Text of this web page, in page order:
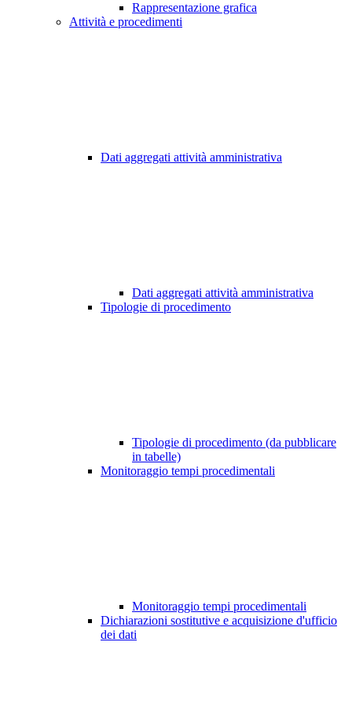
Rappresentazione grafica
Attività e procedimenti
Dati aggregati attività amministrativa
Dati aggregati attività amministrativa
Tipologie di procedimento
Tipologie di procedimento (da pubblicare
in tabelle)
Monitoraggio tempi procedimentali
Monitoraggio tempi procedimentali
Dichiarazioni sostitutive e acquisizione d'ufficio
dei dati